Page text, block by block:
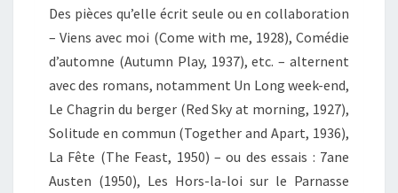
Des pièces qu’elle écrit seule ou en collaboration
– Viens avec moi (Come with me, 1928), Comédie
d’automne (Autumn Play, 1937), etc. – alternent
avec des romans, notamment Un Long week-end,
Le Chagrin du berger (Red Sky at morning, 1927),
Solitude en commun (Together and Apart, 1936),
La Fête (The Feast, 1950) – ou des essais : 7ane
Austen (1950), Les Hors-la-loi sur le Parnasse